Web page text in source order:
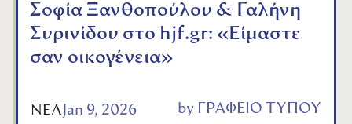
Σοφία Ξανθοπούλου & Γαλήνη
Συρινίδου στο hjf.gr: «Είμαστε
σαν οικογένεια»
ΝΕΑ Jan 9, 2026 by ΓΡΑΦΕΙΟ ΤΥΠΟΥ